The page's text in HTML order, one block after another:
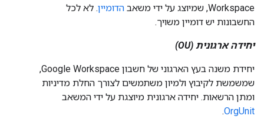
Workspace, שמיוצג על ידי משאב
הדומיין. לא לכל
החשבונות יש דומיין משויך.
יחידה ארגונית (OU)
יחידת משנה בעץ הארגוני של חשבון Google Workspace,
שמשמשת לקיבוץ ולמיון משתמשים לצורך החלת מדיניות
ומתן הרשאות. יחידה ארגונית מיוצגת על ידי המשאב
OrgUnit
.